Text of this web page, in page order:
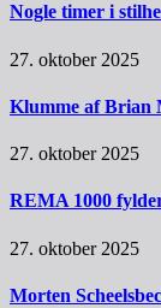
Nogle timer i
27. oktober 2025
Klumme af Brian
27. oktober 2025
REMA 1000
27. oktober 2025
Morten